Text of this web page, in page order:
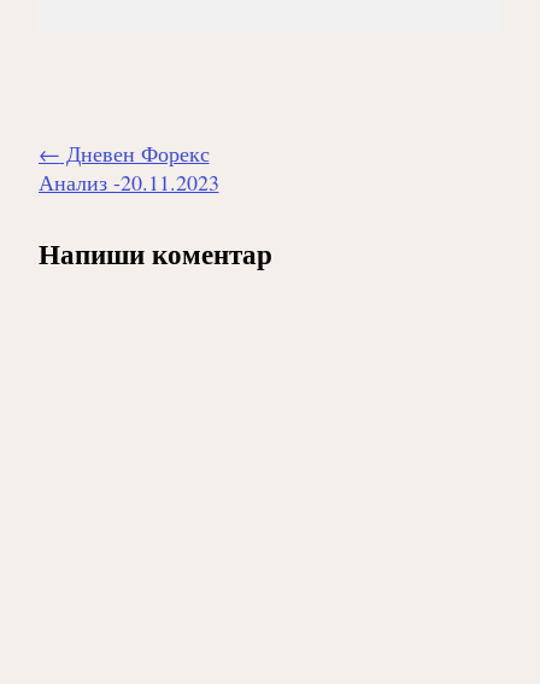
Навигиране
на
← Дневен Форекс
Анализ -20.11.2023
Напиши коментар